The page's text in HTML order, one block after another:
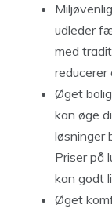
udleder
med
reducerer
Øget
kan øge
løsninger
Priser på
kan godt
Øget